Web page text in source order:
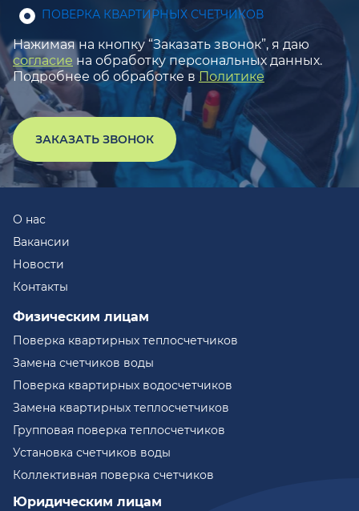
ПОВЕРКА КВАРТИРНЫХ СЧЕТЧИКОВ
Нажимая на кнопку “Заказать звонок”, я даю
согласие на обработку персональных данных.
Подробнее об обработке в Политике
ЗАКАЗАТЬ ЗВОНОК
О нас
Вакансии
Новости
Контакты
Физическим лицам
Поверка квартирных теплосчетчиков
Замена счетчиков воды
Поверка квартирных водосчетчиков
Замена квартирных теплосчетчиков
Групповая поверка теплосчетчиков
Установка счетчиков воды
Коллективная поверка счетчиков
Юридическим лицам